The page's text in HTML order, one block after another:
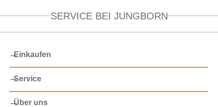
SERVICE BEI JUNGBORN
Einkaufen
Service
Über uns